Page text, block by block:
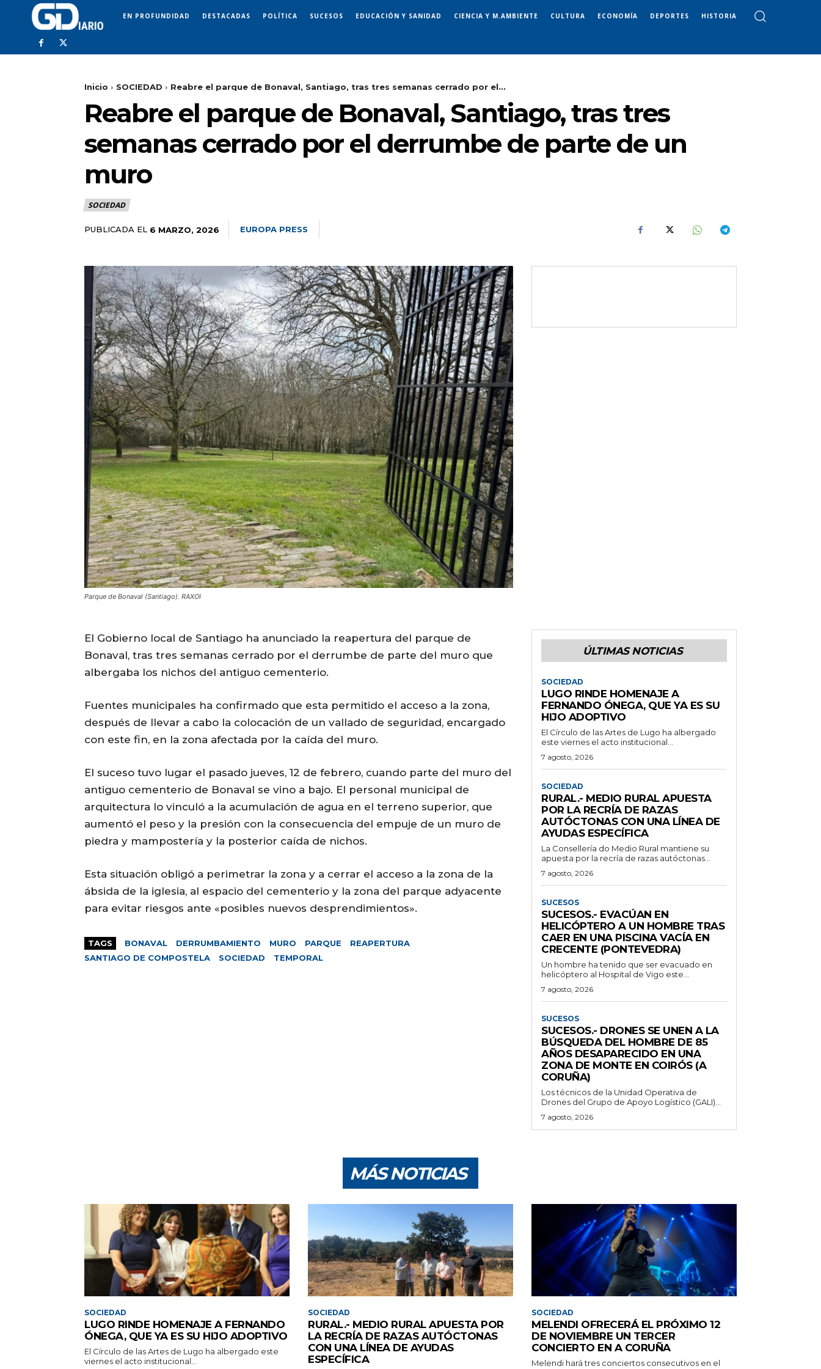
EN PROFUNDIDAD DESTACADAS POLÍTICA SUCESOS EDUCACIÓN Y SANIDAD CIENCIA Y M.AMBIENTE CULTURA ECONOMÍA DEPORTES HISTORIA
Inicio SOCIEDAD Reabre el parque de Bonaval, Santiago, tras tres semanas cerrado por el...
Reabre el parque de Bonaval, Santiago, tras tres
semanas cerrado por el derrumbe de parte de un
muro
SOCIEDAD
PUBLICADA EL 6 MARZO, 2026 EUROPA PRESS
Parque de Bonaval (Santiago). RAXOI
El Gobierno local de Santiago ha anunciado la reapertura del parque de
Bonaval, tras tres semanas cerrado por el derrumbe de parte del muro que
albergaba los nichos del antiguo cementerio.
Fuentes municipales ha confirmado que esta permitido el acceso a la zona,
después de llevar a cabo la colocación de un vallado de seguridad, encargado
con este fin, en la zona afectada por la caída del muro.
El suceso tuvo lugar el pasado jueves, 12 de febrero, cuando parte del muro del
antiguo cementerio de Bonaval se vino a bajo. El personal municipal de
arquitectura lo vinculó a la acumulación de agua en el terreno superior, que
aumentó el peso y la presión con la consecuencia del empuje de un muro de
piedra y mampostería y la posterior caída de nichos.
Esta situación obligó a perimetrar la zona y a cerrar el acceso a la zona de la
ábsida de la iglesia, al espacio del cementerio y la zona del parque adyacente
para evitar riesgos ante «posibles nuevos desprendimientos».
TAGS BONAVAL DERRUMBAMIENTO MURO PARQUE
REAPERTURA
SANTIAGO DE COMPOSTELA
SOCIEDAD TEMPORAL
ÚLTIMAS NOTICIAS
SOCIEDAD
LUGO RINDE HOMENAJE A
FERNANDO ÓNEGA, QUE YA ES SU
HIJO ADOPTIVO
El Círculo de las Artes de Lugo ha albergado
este viernes el acto institucional...
7 agosto, 2026
SOCIEDAD
RURAL.- MEDIO RURAL APUESTA
POR LA RECRÍA DE RAZAS
AUTÓCTONAS CON UNA LÍNEA DE
AYUDAS ESPECÍFICA
La Consellería do Medio Rural mantiene su
apuesta por la recría de razas autóctonas...
7 agosto, 2026
SUCESOS
SUCESOS.- EVACÚAN EN
HELICÓPTERO A UN HOMBRE TRAS
CAER EN UNA PISCINA VACÍA EN
CRECENTE (PONTEVEDRA)
Un hombre ha tenido que ser evacuado en
helicóptero al Hospital de Vigo este...
7 agosto, 2026
SUCESOS
SUCESOS.- DRONES SE UNEN A LA
BÚSQUEDA DEL HOMBRE DE 85
AÑOS DESAPARECIDO EN UNA
ZONA DE MONTE EN COIRÓS (A
CORUÑA)
Los técnicos de la Unidad Operativa de
Drones del Grupo de Apoyo Logístico (GALI)...
7 agosto, 2026
MÁS NOTICIAS
SOCIEDAD
LUGO RINDE HOMENAJE A FERNANDO
ÓNEGA, QUE YA ES SU HIJO ADOPTIVO
El Círculo de las Artes de Lugo ha albergado este
viernes el acto institucional...
SOCIEDAD
RURAL.- MEDIO RURAL APUESTA POR
LA RECRÍA DE RAZAS AUTÓCTONAS
CON UNA LÍNEA DE AYUDAS
ESPECÍFICA
SOCIEDAD
MELENDI OFRECERÁ EL PRÓXIMO 12
DE NOVIEMBRE UN TERCER
CONCIERTO EN A CORUÑA
Melendi hará tres conciertos consecutivos en el